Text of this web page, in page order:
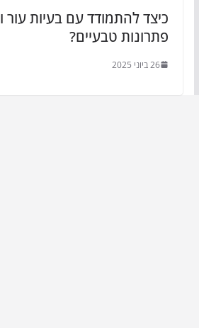
כיצד להתמודד עם בעיות עור
פתרונות טבעיים?
26 ביוני 2025